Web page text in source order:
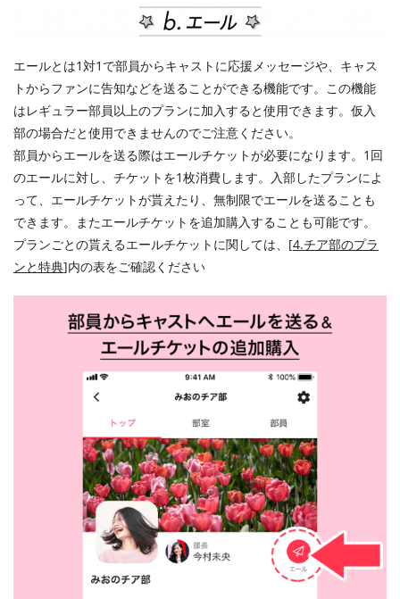
エールとは1対1で部員からキャストに応援メッセージや、キャス
トからファンに告知などを送ることができる機能です。この機能
はレギュラー部員以上のプランに加入すると使用できます。仮入
部の場合だと使用できませんのでご注意ください。
部員からエールを送る際はエールチケットが必要になります。1回
のエールに対し、チケットを1枚消費します。入部したプランによ
って、エールチケットが貰えたり、無制限でエールを送ることも
できます。またエールチケットを追加購入することも可能です。
プランごとの貰えるエールチケットに関しては、 [4.チア部のプラ
ンと特典]内の表をご確認ください